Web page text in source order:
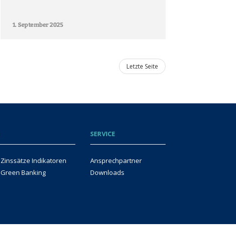
1. September 2025
Letzte Seite
Zinssätze Indikatoren
Green Banking
SERVICE
Ansprechpartner
Downloads